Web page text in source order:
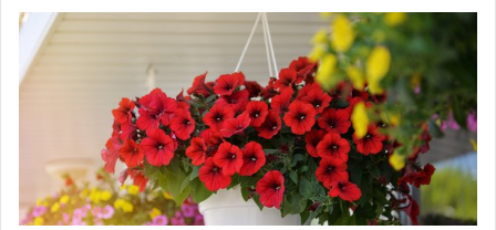
počitnicah pa lahko napačna priprava pomeni ovenele liste,
suho zemljo ali celo propadle korenine.